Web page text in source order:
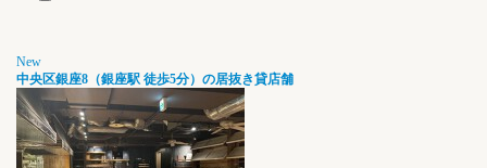
New
中央区銀座8（銀座駅 徒歩5分）の居抜き貸店舗